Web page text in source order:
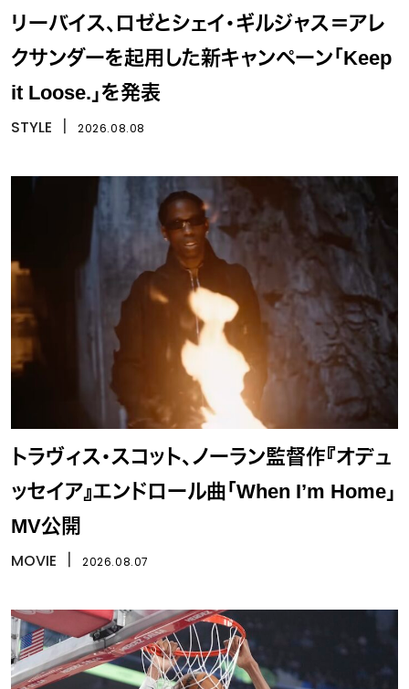
リーバイス、ロゼとシェイ・ギルジャス＝アレ
クサンダーを起用した新キャンペーン「Keep
it Loose.」を発表
STYLE 2026.08.08
トラヴィス・スコット、ノーラン監督作『オデュ
ッセイア』エンドロール曲「When I’m Home」
MV公開
MOVIE 2026.08.07